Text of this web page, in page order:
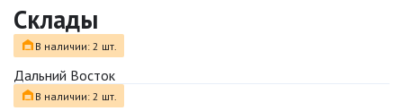
Склады
В наличии: 2 шт.
Дальний Восток
В наличии: 2 шт.